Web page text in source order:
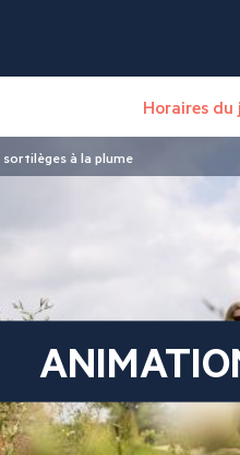
Horaires du
à la plume